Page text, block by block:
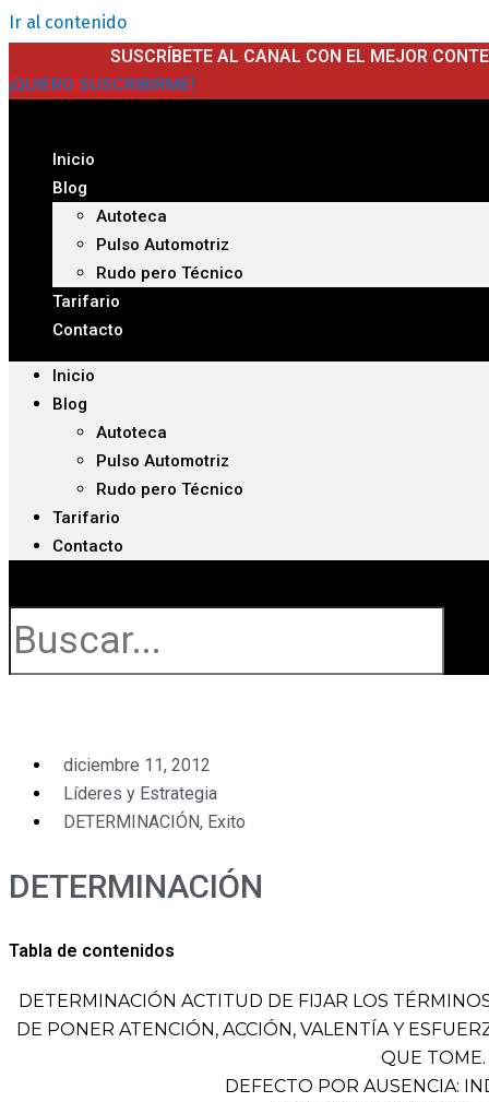
Ir al contenido
SUSCRÍBETE AL CANAL CON EL MEJOR
¡QUIERO SUSCRIBIRME!
Inicio
Blog
Autoteca
Pulso Automotriz
Rudo pero Técnico
Tarifario
Contacto
Inicio
Blog
Autoteca
Pulso Automotriz
Rudo pero Técnico
Tarifario
Contacto
diciembre 11, 2012
Líderes y Estrategia
DETERMINACIÓN, Exito
DETERMINACIÓN
Tabla de contenidos
DETERMINACIÓN ACTITUD DE FIJAR LOS
DE PONER ATENCIÓN, ACCIÓN, VALENTÍA Y
QUE TOME.
DEFECTO POR AUSENCIA: